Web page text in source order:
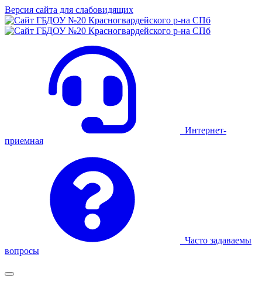
Версия сайта для слабовидящих
Интернет-
приемная
Часто задаваемы
вопросы